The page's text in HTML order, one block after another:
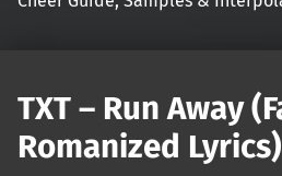
TXT – Run Away
Romanized Lyrics)